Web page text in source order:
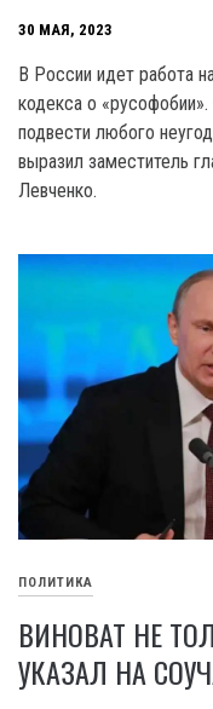
30 МАЯ, 2023
В России идет работа
кодекса о
подвести любого
выразил заместитель
Левченко.
ПОЛИТИКА
ВИНОВАТ НЕ
УКАЗАЛ НА